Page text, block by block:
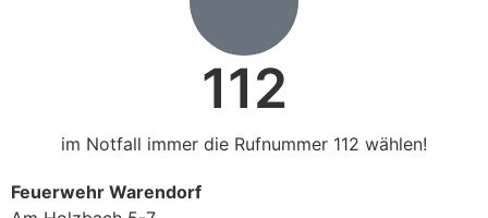
112
im Notfall immer die Rufnummer 112 wählen!
Feuerwehr Warendorf